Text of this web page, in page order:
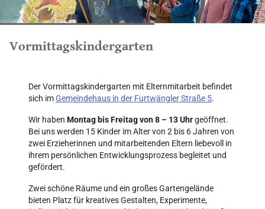
Vormittagskindergarten
Der Vormittagskindergarten mit Elternmitarbeit befindet
sich imGemeindehaus in der Furtwängler Straße 5.
Wir haben Montag bis Freitag von 8 – 13 Uhrgeöffnet.
Bei uns werden 15 Kinder im Alter von 2 bis 6 Jahren von
zwei Erzieherinnen und mitarbeitenden Eltern liebevoll in
ihrem persönlichen Entwicklungsprozess begleitet und
gefördert.
Zwei schöne Räume und ein großes Gartengelände
bieten Platz für kreatives Gestalten, Experimente,